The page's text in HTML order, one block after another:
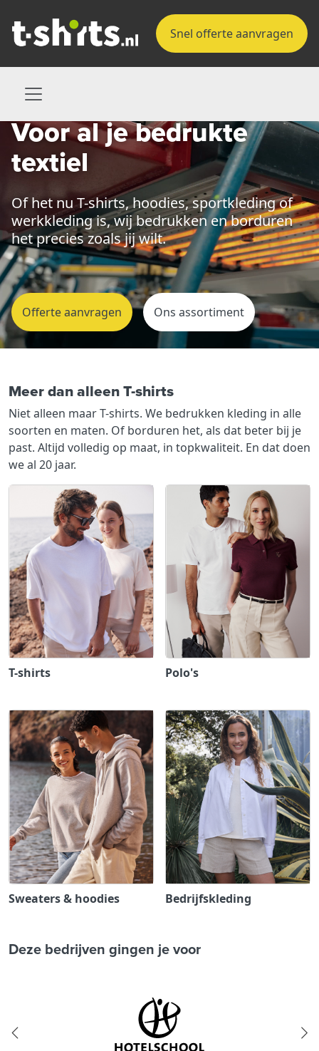
Snel offerte aanvragen
Voor al jebedrukte
textiel
Of het nu T-shirts, hoodies, sportkleding of
werkkleding is,wij bedrukken en borduren
het precies zoals jij wilt.
Offerte aanvragen Ons assortiment
Meer dan alleen T-shirts
Niet alleen maar T-shirts. We bedrukken kleding in alle
soorten en maten. Of borduren het, als dat beter bij je
past. Altijd volledig op maat, in topkwaliteit. En dat doen
we al 20 jaar.
T-shirts Polo's
Sweaters & hoodies Bedrijfskleding
Deze bedrijven gingen je voor